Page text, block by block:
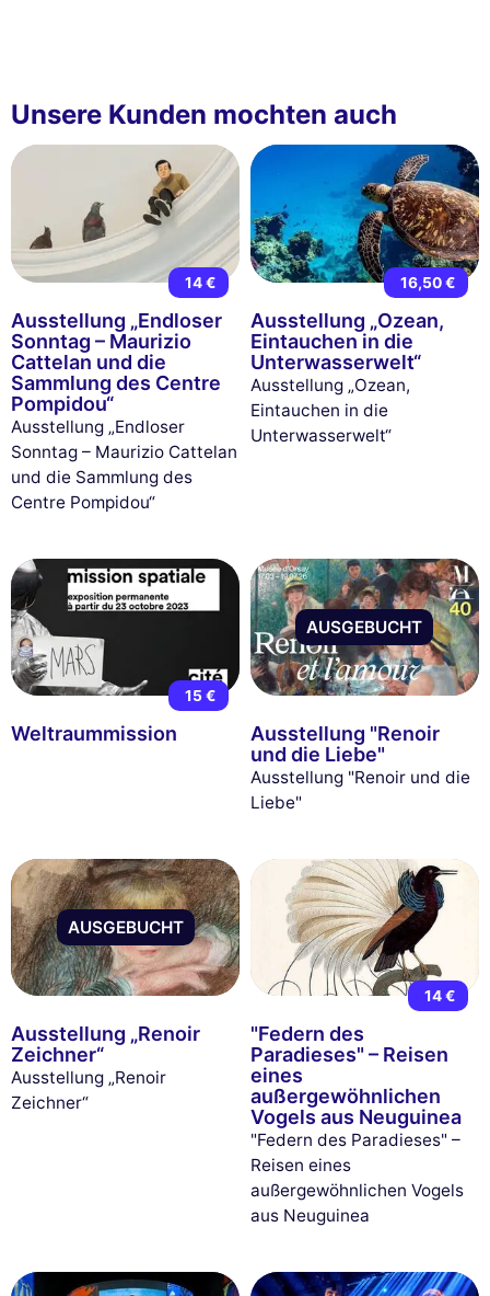
Unsere Kunden mochten auch
14 €
Ausstellung „Endloser
Sonntag – Maurizio
Cattelan und die
Sammlung des Centre
Pompidou“
Ausstellung „Endloser
Sonntag – Maurizio Cattelan
und die Sammlung des
Centre Pompidou“
16,50 €
Ausstellung „Ozean,
Eintauchen in die
Unterwasserwelt“
Ausstellung „Ozean,
Eintauchen in die
Unterwasserwelt“
15 €
Weltraummission
AUSGEBUCHT
Ausstellung "Renoir
und die Liebe"
Ausstellung "Renoir und die
Liebe"
AUSGEBUCHT
Ausstellung „Renoir
Zeichner“
Ausstellung „Renoir
Zeichner“
14 €
"Federn des
Paradieses" – Reisen
eines
außergewöhnlichen
Vogels aus Neuguinea
"Federn des Paradieses" –
Reisen eines
außergewöhnlichen Vogels
aus Neuguinea